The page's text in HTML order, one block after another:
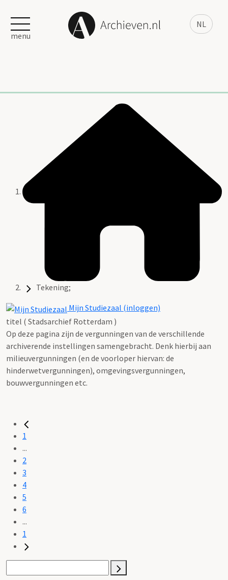
NL
menu
Tekening;
Mijn Studiezaal (inloggen)
titel ( Stadsarchief Rotterdam )
Op deze pagina zijn de vergunningen van de verschillende
archiverende instellingen samengebracht. Denk hierbij aan
milieuvergunningen (en de voorloper hiervan: de
hinderwetvergunningen), omgevingsvergunningen,
bouwvergunningen etc.
1
...
2
3
4
5
6
...
1